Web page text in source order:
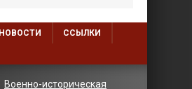
НОВОСТИ ССЫЛКИ
Военно-историческая